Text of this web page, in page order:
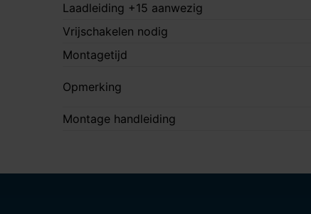
Laadleiding +15 aanwezig
Vrijschakelen nodig
Montagetijd
Opmerking
Montage handleiding